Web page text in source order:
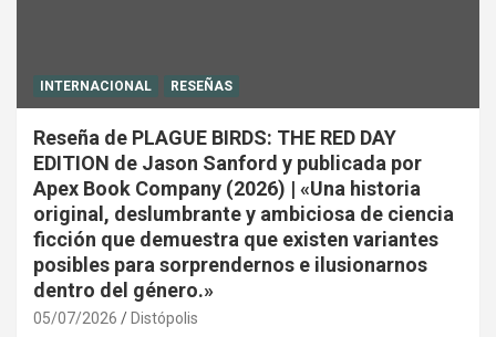
INTERNACIONAL RESEÑAS
Reseña de PLAGUE BIRDS: THE RED DAY
EDITION de Jason Sanford y publicada por
Apex Book Company (2026) | «Una historia
original, deslumbrante y ambiciosa de ciencia
ficción que demuestra que existen variantes
posibles para sorprendernos e ilusionarnos
dentro del género.»
05/07/2026 Distópolis